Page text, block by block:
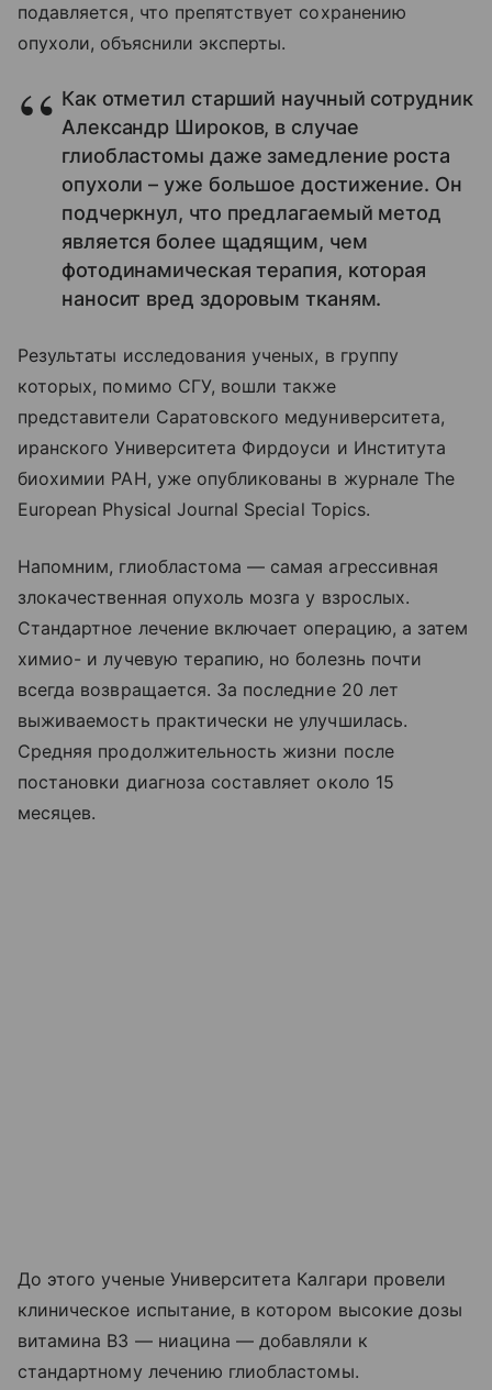
подавляется, что препятствует сохранению
опухоли, объяснили эксперты.
Как отметил старший научный сотрудник
Александр Широков, в случае
глиобластомы даже замедление роста
опухоли – уже большое достижение. Он
подчеркнул, что предлагаемый метод
является более щадящим, чем
фотодинамическая терапия, которая
наносит вред здоровым тканям.
Результаты исследования ученых, в группу
которых, помимо СГУ, вошли также
представители Саратовского медуниверситета,
иранского Университета Фирдоуси и Института
биохимии РАН, уже опубликованы в журнале The
European Physical Journal Special Topics.
Напомним, глиобластома — самая агрессивная
злокачественная опухоль мозга у взрослых.
Стандартное лечение включает операцию, а затем
химио- и лучевую терапию, но болезнь почти
всегда возвращается. За последние 20 лет
выживаемость практически не улучшилась.
Средняя продолжительность жизни после
постановки диагноза составляет около 15
месяцев.
До этого ученые Университета Калгари провели
клиническое испытание, в котором высокие дозы
витамина B3 — ниацина — добавляли к
стандартному лечению глиобластомы.